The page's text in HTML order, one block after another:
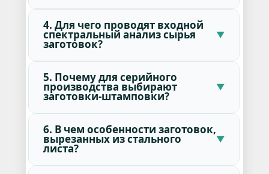
4. Для чего проводят входной
спектральный анализ сырья
заготовок?
5. Почему для серийного
производства выбирают
заготовки-штамповки?
6. В чем особенности заготовок,
вырезанных из стального
листа?